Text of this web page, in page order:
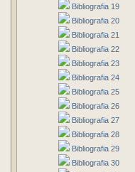
Bibliografia 19
Bibliografia 20
Bibliografia 21
Bibliografia 22
Bibliografia 23
Bibliografia 24
Bibliografia 25
Bibliografia 26
Bibliografia 27
Bibliografia 28
Bibliografia 29
Bibliografia 30